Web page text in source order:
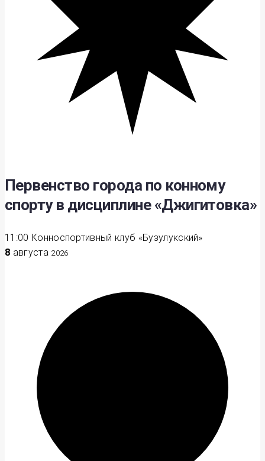
Первенство города по конному
спорту в дисциплине «Джигитовка»
11:00 Конноспортивный клуб «Бузулукский»
8 августа 2026